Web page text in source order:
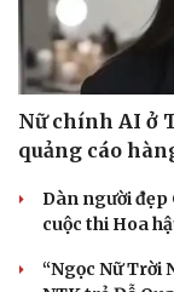
Nữ chính AI ở
quảng cáo
Dàn người đẹp
cuộc thi Hoa
“Ngọc Nữ Trời